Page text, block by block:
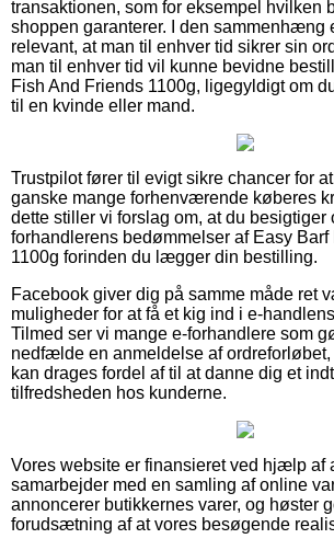
transaktionen, som for eksempel hvilken
shoppen garanterer. I den sammenhæng
relevant, at man til enhver tid sikrer sin
man til enhver tid vil kunne bevidne
Fish And Friends 1100g, ligegyldigt om
til en kvinde eller mand.
Trustpilot fører til evigt sikre chancer for
ganske mange forhenværende køberes
dette stiller vi forslag om, at du besigtiger
forhandlerens bedømmelser af Easy
1100g forinden du lægger din bestilling.
Facebook giver dig på samme måde ret
muligheder for at få et kig ind i e-
Tilmed ser vi mange e-forhandlere som
nedfælde en anmeldelse af ordreforløbet,
kan drages fordel af til at danne dig et
tilfredsheden hos kunderne.
Vores website er finansieret ved hjælp af
samarbejder med en samling af online
annoncerer butikkernes varer, og høster
forudsætning af at vores besøgende